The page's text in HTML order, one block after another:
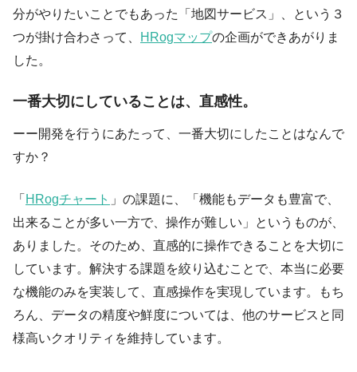
分がやりたいことでもあった「地図サービス」、という３
つが掛け合わさって、
HRogマップの企画ができあがりま
した。
一番大切にしていることは、直感性。
ーー開発を行うにあたって、一番大切にしたことはなんで
すか？
「 HRogチャート 」の課題に、「機能もデータも豊富で、
出来ることが多い一方で、操作が難しい」というものが、
ありました。そのため、直感的に操作できることを大切に
しています。解決する課題を絞り込むことで、本当に必要
な機能のみを実装して、直感操作を実現しています。もち
ろん、データの精度や鮮度については、他のサービスと同
様高いクオリティを維持しています。